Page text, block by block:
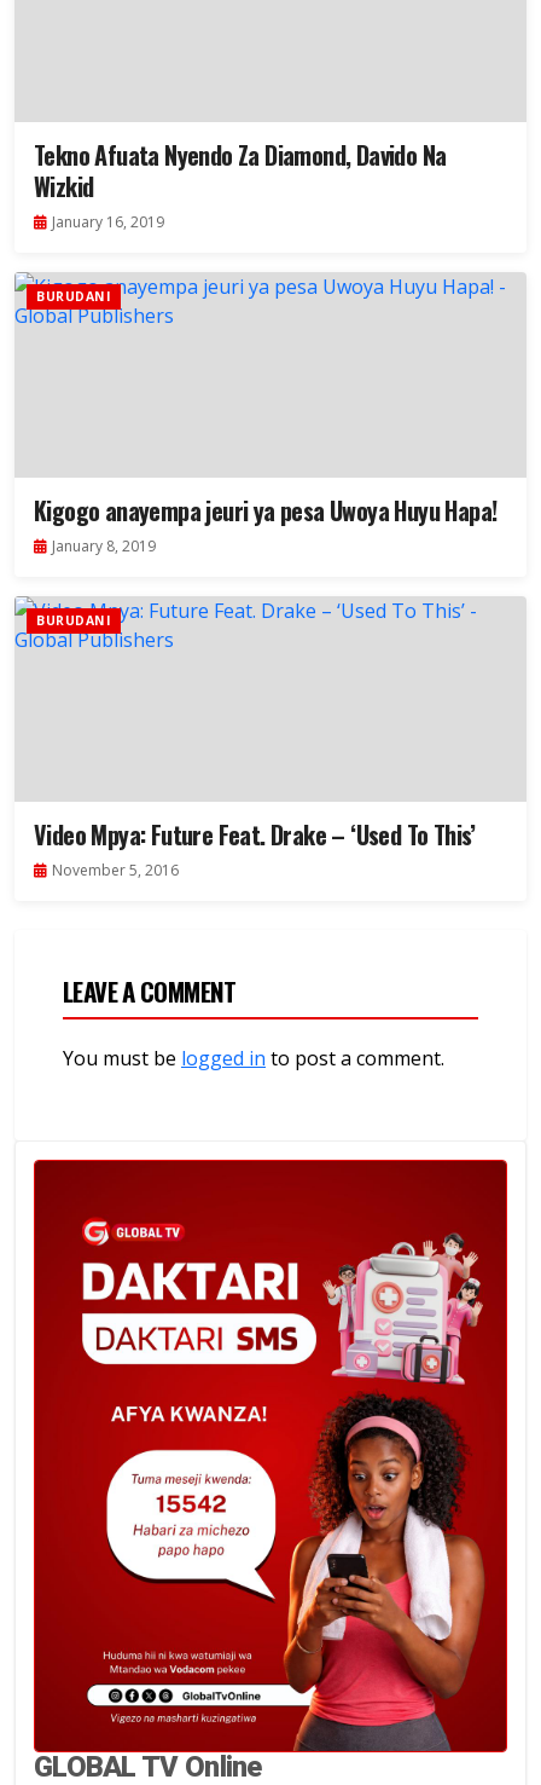
Tekno Afuata Nyendo Za Diamond, Davido Na
Wizkid
January 16, 2019
BURUDANI
Kigogo anayempa jeuri ya pesa Uwoya Huyu Hapa!
January 8, 2019
BURUDANI
Video Mpya: Future Feat. Drake – ‘Used To This’
November 5, 2016
LEAVE A COMMENT
You must be logged in to post a comment.
GLOBAL TV Online